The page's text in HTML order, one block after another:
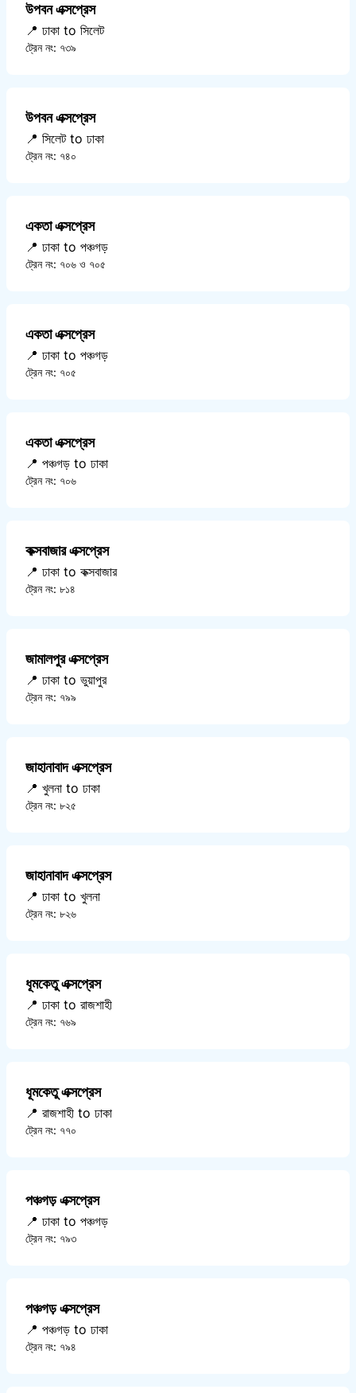
উপবন এক্সপ্রেস
📍 ঢাকা to সিলেট
ট্রেন নং: ৭৩৯
উপবন এক্সপ্রেস
📍 সিলেট to ঢাকা
ট্রেন নং: ৭৪০
একতা এক্সপ্রেস
📍 ঢাকা to পঞ্চগড়
ট্রেন নং: ৭০৬ ও ৭০৫
একতা এক্সপ্রেস
📍 ঢাকা to পঞ্চগড়
ট্রেন নং: ৭০৫
একতা এক্সপ্রেস
📍 পঞ্চগড় to ঢাকা
ট্রেন নং: ৭০৬
কক্সবাজার এক্সপ্রেস
📍 ঢাকা to কক্সবাজার
ট্রেন নং: ৮১৪
জামালপুর এক্সপ্রেস
📍 ঢাকা to ভুয়াপুর
ট্রেন নং: ৭৯৯
জাহানাবাদ এক্সপ্রেস
📍 খুলনা to ঢাকা
ট্রেন নং: ৮২৫
জাহানাবাদ এক্সপ্রেস
📍 ঢাকা to খুলনা
ট্রেন নং: ৮২৬
ধূমকেতু এক্সপ্রেস
📍 ঢাকা to রাজশাহী
ট্রেন নং: ৭৬৯
ধূমকেতু এক্সপ্রেস
📍 রাজশাহী to ঢাকা
ট্রেন নং: ৭৭০
পঞ্চগড় এক্সপ্রেস
📍 ঢাকা to পঞ্চগড়
ট্রেন নং: ৭৯৩
পঞ্চগড় এক্সপ্রেস
📍 পঞ্চগড় to ঢাকা
ট্রেন নং: ৭৯৪